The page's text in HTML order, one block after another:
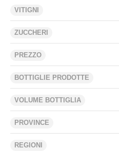
VITIGNI
ZUCCHERI
PREZZO
BOTTIGLIE PRODOTTE
VOLUME BOTTIGLIA
PROVINCE
REGIONI